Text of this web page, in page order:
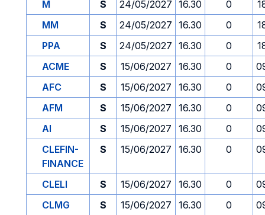
M
S 24/05/2027 16.30 0
MM
S 24/05/2027 16.30 0
PPA
S 24/05/2027 16.30 0
ACME
S 15/06/2027 16.30 0
AFC
S 15/06/2027 16.30 0
AFM
S 15/06/2027 16.30 0
AI
S 15/06/2027 16.30 0
CLEFIN-
FINANCE
S 15/06/2027 16.30 0
CLELI S 15/06/2027 16.30 0
CLMG
S 15/06/2027 16.30 0